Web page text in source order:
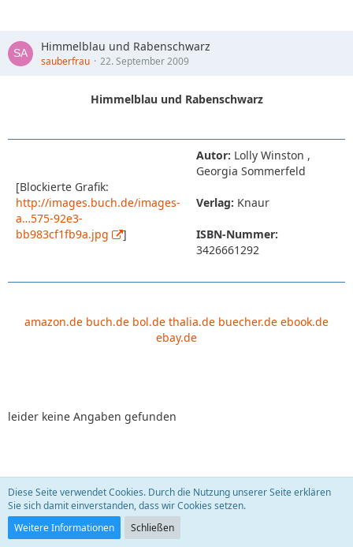
Himmelblau und Rabenschwarz
sauberfrau 22. September 2009
Himmelblau und Rabenschwarz
[Blockierte Grafik:
http://images.buch.de/images-
a…575-92e3-
bb983cf1fb9a.jpg
]
Autor: Lolly Winston ,
Georgia Sommerfeld
Verlag: Knaur
ISBN-Nummer:
3426661292
amazon.de buch.de bol.de thalia.de buecher.de ebook.de
ebay.de
leider keine Angaben gefunden
Leben, die Zweite. Krebs - eine Krankheit führt
Regie!?
sauberfrau 22. September 2009
Diese Seite verwendet Cookies. Durch die Nutzung unserer Seite erklären
Sie sich damit einverstanden, dass wir Cookies setzen.
Weitere Informationen
Schließen